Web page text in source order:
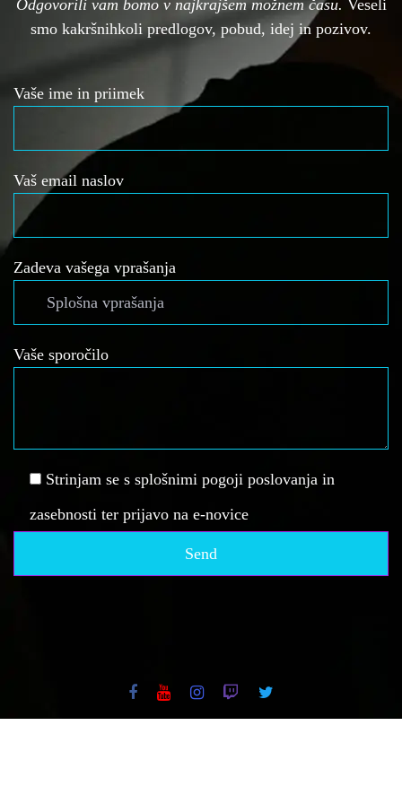
Odgovorili vam bomo v najkrajšem možnem času. Veseli
smo kakršnihkoli predlogov, pobud, idej in pozivov.
Vaše ime in priimek
Vaš email naslov
Zadeva vašega vprašanja
Vaše sporočilo
Strinjam se s splošnimi pogoji poslovanja in
zasebnosti ter prijavo na e-novice